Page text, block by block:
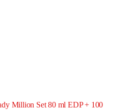
Million Set 80 ml EDP + 100